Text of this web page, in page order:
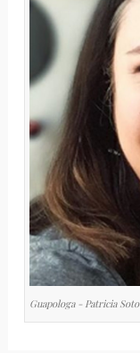
Guapologa - Patricia Soto